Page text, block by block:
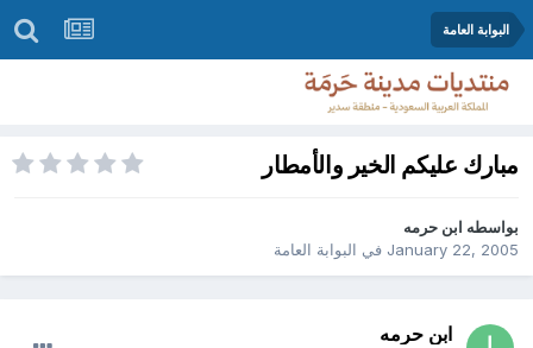
البوابة العامة
مبارك عليكم الخير والأمطار
بواسطه ابن حرمه
January 22, 2005في البوابة العامة
ابن حرمه